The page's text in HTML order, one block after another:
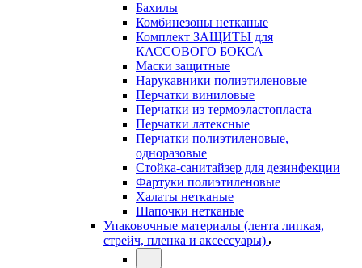
Бахилы
Комбинезоны нетканые
Комплект ЗАЩИТЫ для
КАССОВОГО БОКСА
Маски защитные
Нарукавники полиэтиленовые
Перчатки виниловые
Перчатки из термоэластопласта
Перчатки латексные
Перчатки полиэтиленовые,
одноразовые
Стойка-санитайзер для дезинфекции
Фартуки полиэтиленовые
Халаты нетканые
Шапочки нетканые
Упаковочные материалы (лента липкая,
стрейч, пленка и аксессуары)